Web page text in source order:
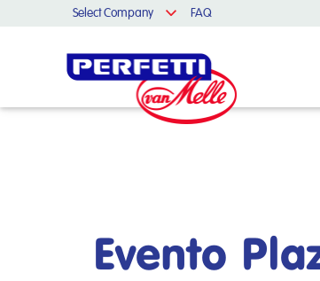
Select Company FAQ
Cerca nel sito
Evento